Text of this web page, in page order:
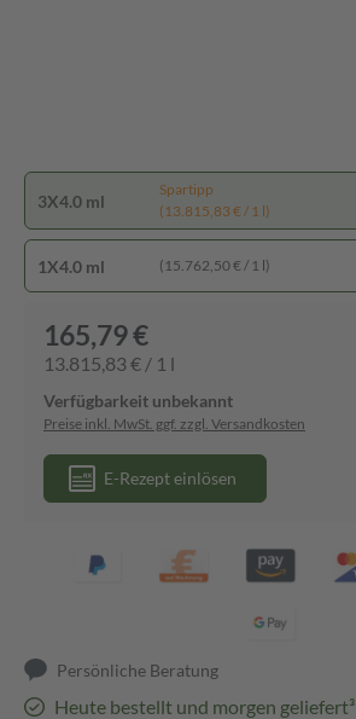
3X4.0 ml
Spartipp
(13.815,83 € / 1 l)
1X4.0 ml (15.762,50 € / 1 l)
165,79 €
13.815,83 € / 1 l
Verfügbarkeit unbekannt
Preise inkl. MwSt. ggf. zzgl. Versandkosten
E-Rezept einlösen
Persönliche Beratung
Heute bestellt und morgen geliefert³